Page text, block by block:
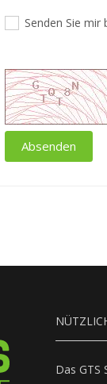
Senden Sie
Absenden
Das GTS